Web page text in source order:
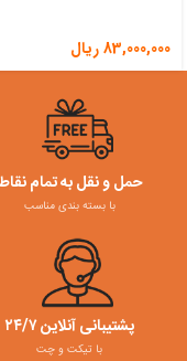
83,000,000ریال
حمل و نقل به تمام
با بسته بندی مناسب
پشتیبانی آنلاین ۲۴/۷
با تیکت و چت